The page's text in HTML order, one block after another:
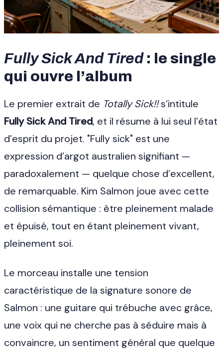
Fully Sick And Tired: le single
qui ouvre l’album
Le premier extrait de Totally Sick!!s’intitule
Fully Sick And Tired, et il résume à lui seul l’état
d’esprit du projet. "Fully sick" est une
expression d’argot australien signifiant —
paradoxalement — quelque chose d’excellent,
de remarquable. Kim Salmon joue avec cette
collision sémantique : être pleinement malade
et épuisé, tout en étant pleinement vivant,
pleinement soi.
Le morceau installe une tension
caractéristique de la signature sonore de
Salmon : une guitare qui trébuche avec grâce,
une voix qui ne cherche pas à séduire mais à
convaincre, un sentiment général que quelque